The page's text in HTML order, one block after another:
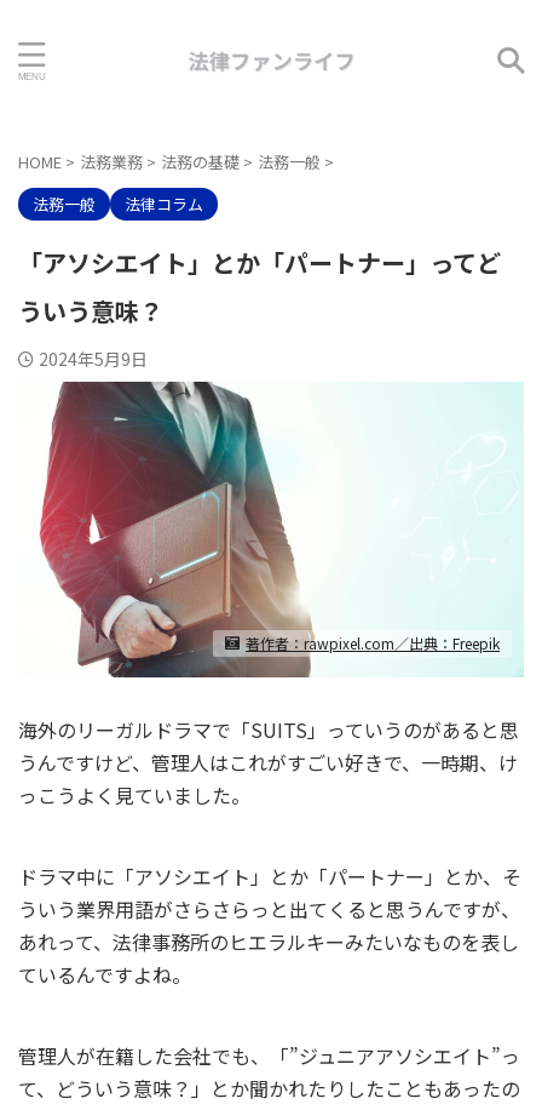
HOME > 法務業務 > 法務の基礎 > 法務一般 >
法務一般
法律コラム
「アソシエイト」とか「パートナー」ってど
ういう意味？
2024年5月9日
著作者：rawpixel.com／出典：Freepik
海外のリーガルドラマで「SUITS」っていうのがあると思
うんですけど、管理人はこれがすごい好きで、一時期、け
っこうよく見ていました。
ドラマ中に「アソシエイト」とか「パートナー」とか、そ
ういう業界用語がさらさらっと出てくると思うんですが、
あれって、法律事務所のヒエラルキーみたいなものを表し
ているんですよね。
管理人が在籍した会社でも、「”ジュニアアソシエイト”っ
て、どういう意味？」とか聞かれたりしたこともあったの